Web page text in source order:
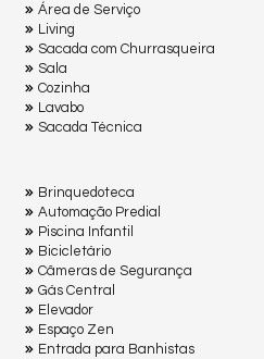
Área de Serviço
Living
Sacada com Churrasqueira
Sala
Cozinha
Lavabo
Sacada Técnica
Brinquedoteca
Automação Predial
Piscina Infantil
Bicicletário
Câmeras de Segurança
Gás Central
Elevador
Espaço Zen
Entrada para Banhistas